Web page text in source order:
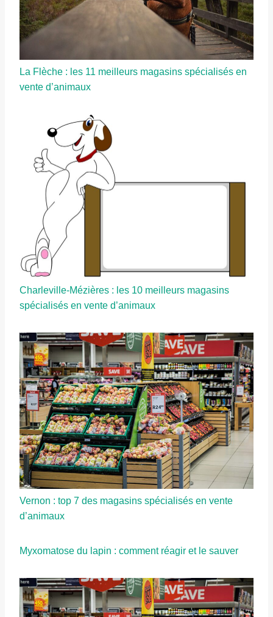
La Flèche : les 11 meilleurs magasins spécialisés en
vente d’animaux
Charleville-Mézières : les 10 meilleurs magasins
spécialisés en vente d’animaux
Vernon : top 7 des magasins spécialisés en vente
d’animaux
Myxomatose du lapin : comment réagir et le sauver